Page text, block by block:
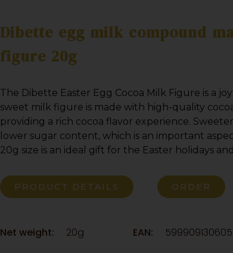
Dibette egg milk compound
figure 20g
The Dibette Easter Egg Cocoa Milk Figure is a
sweet milk figure is made with high-quality
providing a rich cocoa flavor experience.
lower sugar content, which is an important
20g size is an ideal gift for the Easter holidays
PRODUCT DETAILS ORDER
Net weight: 20g EAN: